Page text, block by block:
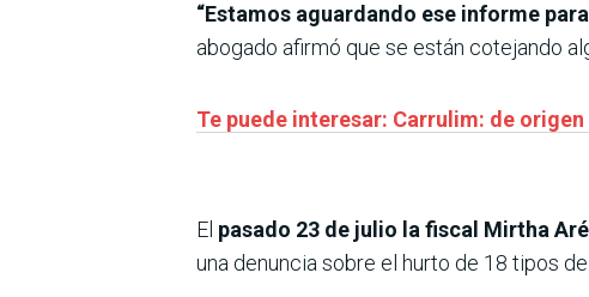
“Estamos aguardando ese informe
abogado afirmó que se están cotejando
Te puede interesar: Carrulim: de
El pasado 23 de julio la fiscal Mirtha
una denuncia sobre el hurto de 18 tipos